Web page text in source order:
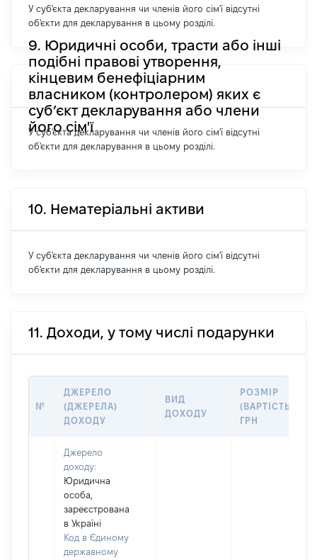
У суб'єкта декларування чи членів його сім'ї відсутні
об'єкти для декларування в цьому розділі.
9. Юридичні особи, трасти або інші
подібні правові утворення,
кінцевим бенефіціарним
власником (контролером) яких є
суб’єкт декларування або члени
його сім'ї
У суб'єкта декларування чи членів його сім'ї відсутні
об'єкти для декларування в цьому розділі.
10. Нематеріальні активи
У суб'єкта декларування чи членів його сім'ї відсутні
об'єкти для декларування в цьому розділі.
11. Доходи, у тому числі подарунки
№
ДЖЕРЕЛО
(ДЖЕРЕЛА)
ДОХОДУ
ВИД
ДОХОДУ
РОЗМІР
(ВАРТІСТЬ),
ГРН
Джерело
доходу:
Юридична
особа,
зареєстрована
в Україні
Код в Єдиному
державному